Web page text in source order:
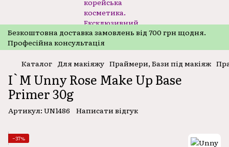
Безкоштовнa доставка замовлень від 700 грн щодня.
Професійна консультація
Каталог Для макіяжу Праймери, Бази під макіяж
I`M Unny Rose Make Up Base
Primer 30g
Артикул: UN1486 Написати відгук
−37%